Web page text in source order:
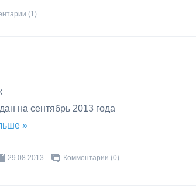
(1)
на сентябрь 2013 года
»
29.08.2013 Комментарии (0)